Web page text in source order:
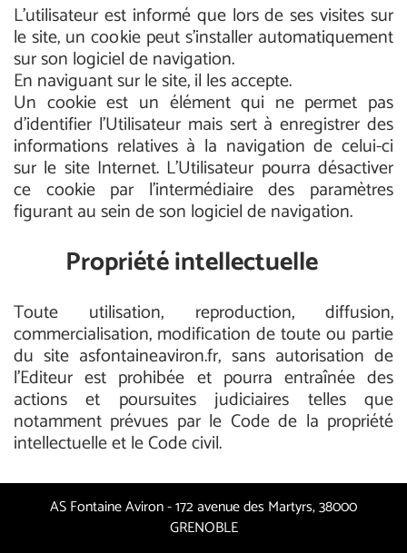
L’utilisateur est informé que lors de ses visites sur
le site, un cookie peut s’installer automatiquement
sur son logiciel de navigation.
En naviguant sur le site, il les accepte.
Un cookie est un élément qui ne permet pas
d’identifier l’Utilisateur mais sert à enregistrer des
informations relatives à la navigation de celui-ci
sur le site Internet. L’Utilisateur pourra désactiver
ce cookie par l’intermédiaire des paramètres
figurant au sein de son logiciel de navigation.
Propriété intellectuelle
Toute utilisation, reproduction, diffusion,
commercialisation, modification de toute ou partie
du site asfontaineaviron.fr, sans autorisation de
l’Editeur est prohibée et pourra entraînée des
actions et poursuites judiciaires telles que
notamment prévues par le Code de la propriété
intellectuelle et le Code civil.
AS Fontaine Aviron - 172 avenue des Martyrs, 38000
GRENOBLE